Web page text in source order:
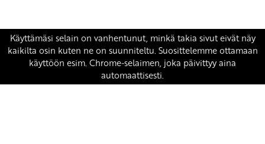
Puh: 045 7834 1346
Sähköposti:skp @skp.fi